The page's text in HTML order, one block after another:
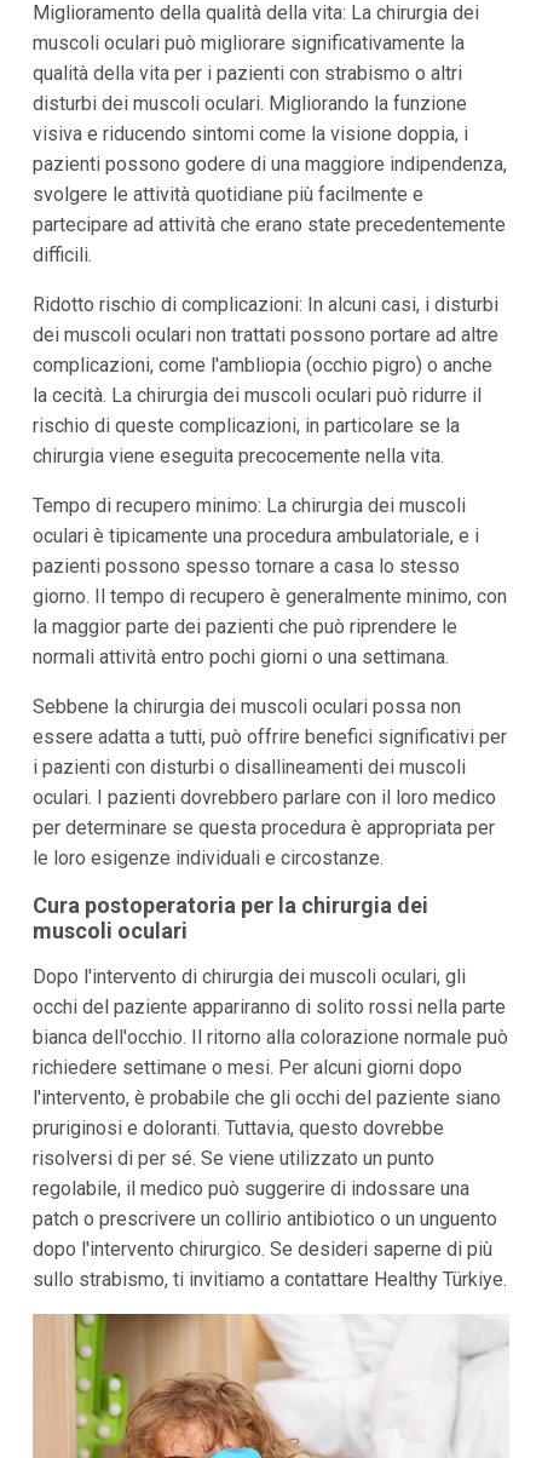
Miglioramento della qualità della vita: La chirurgia dei
muscoli oculari può migliorare significativamente la
qualità della vita per i pazienti con strabismo o altri
disturbi dei muscoli oculari. Migliorando la funzione
visiva e riducendo sintomi come la visione doppia, i
pazienti possono godere di una maggiore indipendenza,
svolgere le attività quotidiane più facilmente e
partecipare ad attività che erano state precedentemente
difficili.
Ridotto rischio di complicazioni: In alcuni casi, i disturbi
dei muscoli oculari non trattati possono portare ad altre
complicazioni, come l'ambliopia (occhio pigro) o anche
la cecità. La chirurgia dei muscoli oculari può ridurre il
rischio di queste complicazioni, in particolare se la
chirurgia viene eseguita precocemente nella vita.
Tempo di recupero minimo: La chirurgia dei muscoli
oculari è tipicamente una procedura ambulatoriale, e i
pazienti possono spesso tornare a casa lo stesso
giorno. Il tempo di recupero è generalmente minimo, con
la maggior parte dei pazienti che può riprendere le
normali attività entro pochi giorni o una settimana.
Sebbene la chirurgia dei muscoli oculari possa non
essere adatta a tutti, può offrire benefici significativi per
i pazienti con disturbi o disallineamenti dei muscoli
oculari. I pazienti dovrebbero parlare con il loro medico
per determinare se questa procedura è appropriata per
le loro esigenze individuali e circostanze.
Cura postoperatoria per la chirurgia dei
muscoli oculari
Dopo l'intervento di chirurgia dei muscoli oculari, gli
occhi del paziente appariranno di solito rossi nella parte
bianca dell'occhio. Il ritorno alla colorazione normale può
richiedere settimane o mesi. Per alcuni giorni dopo
l'intervento, è probabile che gli occhi del paziente siano
pruriginosi e doloranti. Tuttavia, questo dovrebbe
risolversi di per sé. Se viene utilizzato un punto
regolabile, il medico può suggerire di indossare una
patch o prescrivere un collirio antibiotico o un unguento
dopo l'intervento chirurgico. Se desideri saperne di più
sullo strabismo, ti invitiamo a contattare Healthy Türkiye.